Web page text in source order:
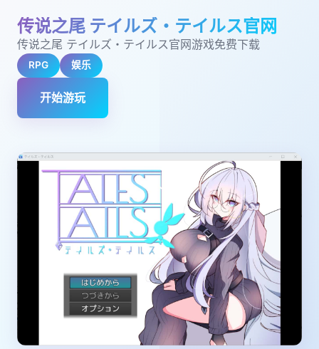
传说之尾 テイルズ・テイルス官网
传说之尾 テイルズ・テイルス官网游戏免费下载
RPG 娱乐
开始游玩